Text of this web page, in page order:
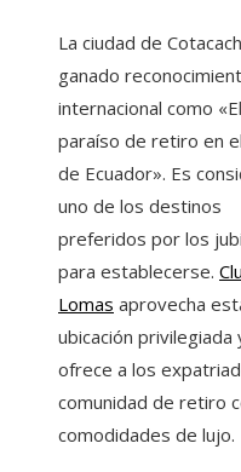
La ciudad de
ganado
internacional como
paraíso de retiro en
de Ecuador». Es
uno de los destinos
preferidos por los
para establecerse.
Lomas aprovecha
ubicación privilegiada
ofrece a los
comunidad de retiro
comodidades de lujo.